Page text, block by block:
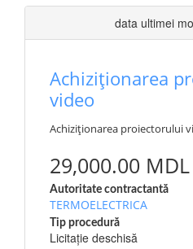
data ultimei
Achiziționarea
video
Achiziționarea proiectorului
29,000.00 MDL
Autoritate contractantă
TERMOELECTRICA
Tip procedură
Licitație deschisă